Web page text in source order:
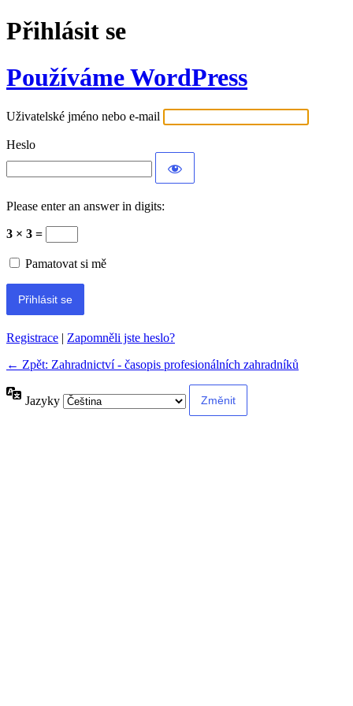
Přihlásit se
Používáme WordPress
Uživatelské jméno nebo e-mail
Heslo
Please enter an answer in digits:
3 × 3 =
Pamatovat si mě
Registrace | Zapomněli jste heslo?
← Zpět: Zahradnictví - časopis profesionálních zahradníků
Jazyky